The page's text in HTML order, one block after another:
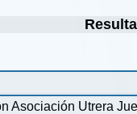
Asociación Utrera